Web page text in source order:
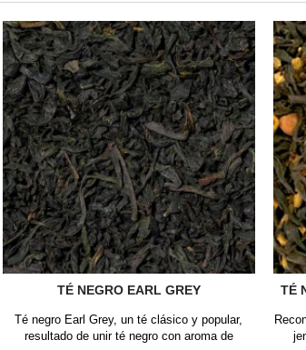
TÉ NEGRO EARL GREY
Té negro Earl Grey, un té clásico y popular,
resultado de unir té negro con aroma de
TÉ